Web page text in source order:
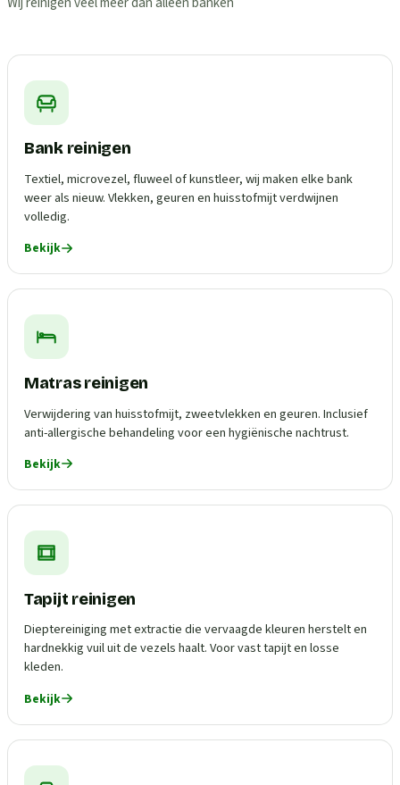
Bank reinigen
Textiel, microvezel, fluweel of kunstleer, wij maken elke bank
weer als nieuw. Vlekken, geuren en huisstofmijt verdwijnen
volledig.
Bekijk
Matras reinigen
Verwijdering van huisstofmijt, zweetvlekken en geuren. Inclusief
anti-allergische behandeling voor een hygiënische nachtrust.
Bekijk
Tapijt reinigen
Dieptereiniging met extractie die vervaagde kleuren herstelt en
hardnekkig vuil uit de vezels haalt. Voor vast tapijt en losse
kleden.
Bekijk